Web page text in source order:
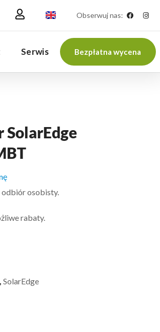
Obserwuj nas:
Serwis Bezpłatna wycena
odbiór osobisty.
rabaty.
,SolarEdge